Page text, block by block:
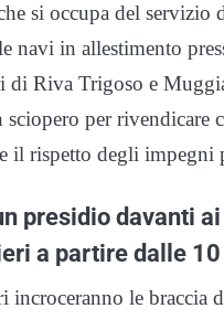
si occupa del servizio
navi in allestimento
di Riva Trigoso e
sciopero per rivendicare
il rispetto degli impegni
presidio davanti
a partire dalle 10
incroceranno le braccia